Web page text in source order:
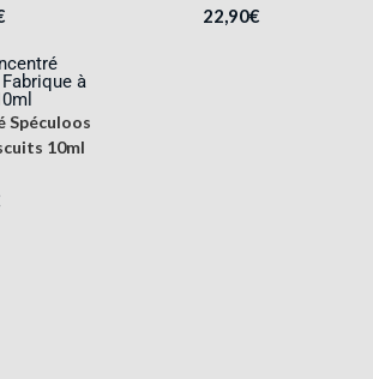
22,90€
Spéculoos
10ml